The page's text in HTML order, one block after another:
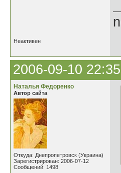
Неактивен
2006-09-10
Наталья Федоренко
Автор сайта
Откуда: Днепропетровск (Украина)
Зарегистрирован: 2006-07-12
Сообщений: 1498